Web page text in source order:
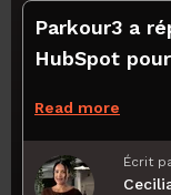
Parkour3 a
HubSpot
Read more
Écrit